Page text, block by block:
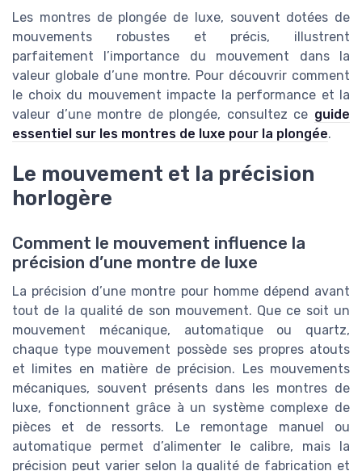
Les montres de plongée de luxe, souvent dotées de
mouvements robustes et précis, illustrent
parfaitement l’importance du mouvement dans la
valeur globale d’une montre. Pour découvrir comment
le choix du mouvement impacte la performance et la
valeur d’une montre de plongée, consultez ce guide
essentiel sur les montres de luxe pour la plongée.
Le mouvement et la précision
horlogère
Comment le mouvement influence la
précision d’une montre de luxe
La précision d’une montre pour homme dépend avant
tout de la qualité de son mouvement. Que ce soit un
mouvement mécanique, automatique ou quartz,
chaque type mouvement possède ses propres atouts
et limites en matière de précision. Les mouvements
mécaniques, souvent présents dans les montres de
luxe, fonctionnent grâce à un système complexe de
pièces et de ressorts. Le remontage manuel ou
automatique permet d’alimenter le calibre, mais la
précision peut varier selon la qualité de fabrication et